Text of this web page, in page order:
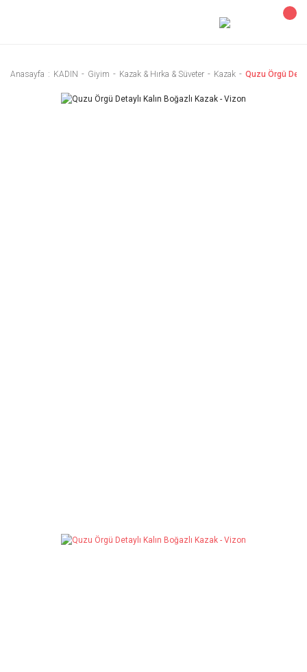
Anasayfa KADIN Giyim Kazak & Hırka & Süveter Kazak Quzu Örgü